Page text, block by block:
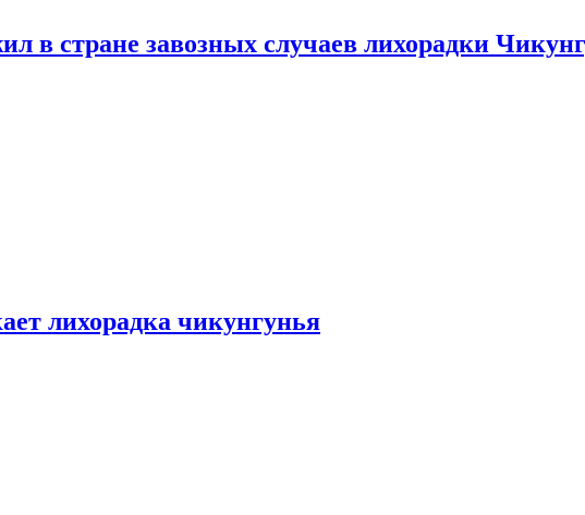
в стране завозных случаев лихорадки
лихорадка чикунгунья